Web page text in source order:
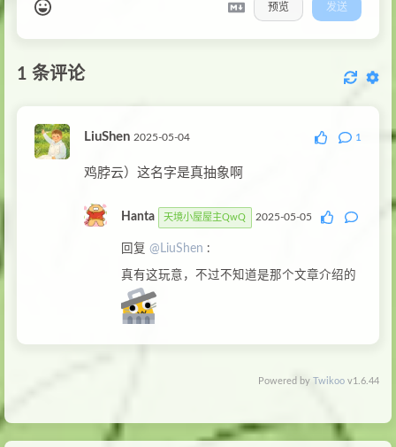
预览 发送
1 条评论
LiuShen 2025-05-04 1
鸡脖云）这名字是真抽象啊
Hanta 天境小屋屋主QwQ 2025-05-05
回复 @LiuShen :
真有这玩意，不过不知道是那个文章介绍的
Powered by Twikoo v1.6.44